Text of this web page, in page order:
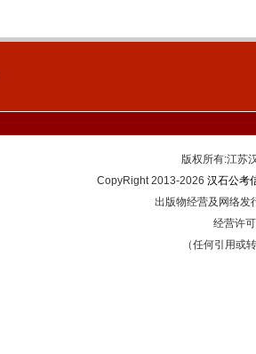
版权所有:江
CopyRight 2013-2026 汉石公考
出版物经营及网络发
经营许
（任何引用或